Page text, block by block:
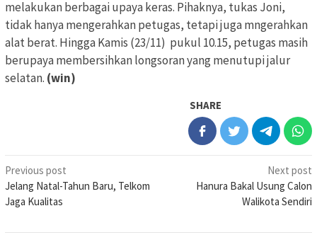
melakukan berbagai upaya keras. Pihaknya, tukas Joni,
tidak hanya mengerahkan petugas, tetapi juga mngerahkan
alat berat. Hingga Kamis (23/11) pukul 10.15, petugas masih
berupaya membersihkan longsoran yang menutupi jalur
selatan. (win)
SHARE
Post
navigation
Previous post
Jelang Natal-Tahun Baru, Telkom
Jaga Kualitas
Next post
Hanura Bakal Usung Calon
Walikota Sendiri